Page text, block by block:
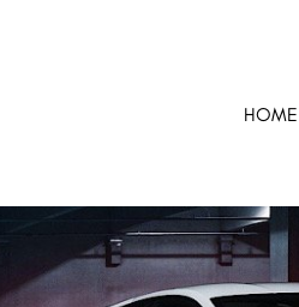
HOME